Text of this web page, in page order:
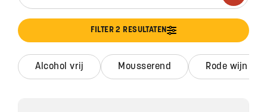
FILTER 2 RESULTATEN
alcohol vrij mousserend rode wijn